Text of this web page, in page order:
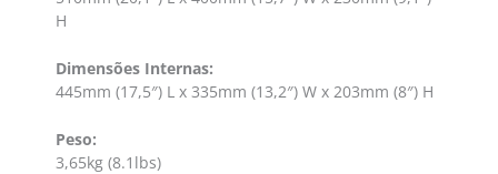
H
Dimensões Internas:
445mm (17,5″) L x 335mm (13,2″) W x 203mm (8″) H
Peso:
3,65kg (8.1lbs)